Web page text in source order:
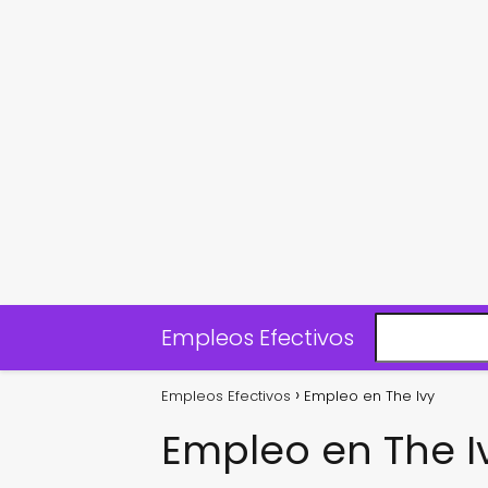
Empleos Efectivos
Empleos Efectivos Empleo en The Ivy
Empleo en The